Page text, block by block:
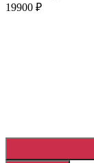
19900 ₽